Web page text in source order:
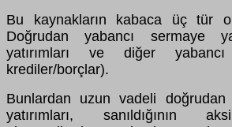
Bu kaynakların kabaca üç tür
Doğrudan yabancı sermaye
yatırımları ve diğer yabancı
krediler/borçlar).
Bunlardan uzun vadeli doğrudan
yatırımları, sanıldığının